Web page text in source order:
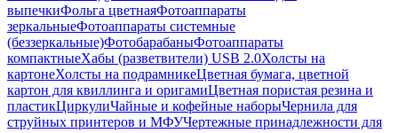
выпечкиФольга цветнаяФотоаппараты
зеркальныеФотоаппараты системные
(беззеркальные)ФотобарабаныФотоаппараты
компактныеХабы (разветвители) USB 2.0Холсты на
картонеХолсты на подрамникеЦветная бумага, цветной
картон для квиллинга и оригамиЦветная пористая резина и
пластикЦиркулиЧайные и кофейные наборыЧернила для
струйных принтеров и МФУЧертежные принадлежности для